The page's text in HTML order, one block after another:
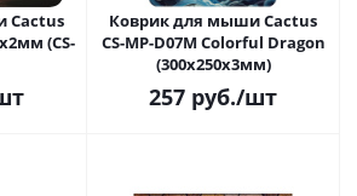
Cactus
(CS-
Коврик для мыши Cactus
CS-MP-D07M Colorful Dragon
(300x250x3мм)
257 руб./шт